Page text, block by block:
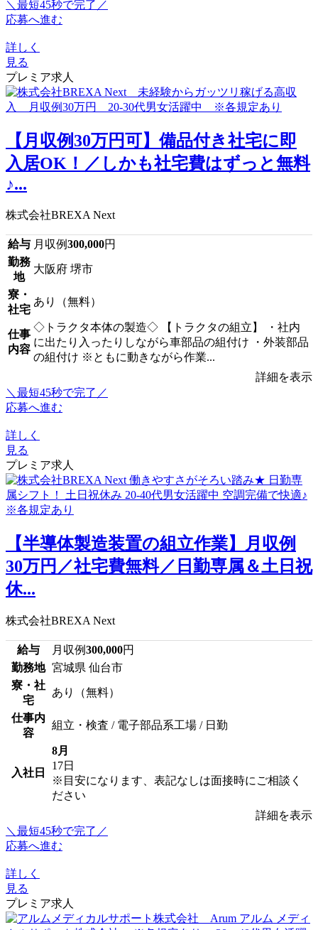
＼最短45秒で完了／
応募へ進む
詳しく
見る
プレミア求人
【月収例30万円可】備品付き社宅に即
入居OK！／しかも社宅費はずっと無料
♪...
株式会社BREXA Next
給与 月収例300,000円
勤務
地
大阪府 堺市
寮・
社宅
あり（無料）
仕事
内容
◇トラクタ本体の製造◇ 【トラクタの組立】 ・社内
に出たり入ったりしながら車部品の組付け ・外装部品
の組付け ※ともに動きながら作業...
詳細を表示
＼最短45秒で完了／
応募へ進む
詳しく
見る
プレミア求人
【半導体製造装置の組立作業】月収例
30万円／社宅費無料／日勤専属＆土日祝
休...
株式会社BREXA Next
給与 月収例300,000円
勤務地 宮城県 仙台市
寮・社
宅
あり（無料）
仕事内
容
組立・検査 / 電子部品系工場 / 日勤
入社日
8月
17日
※目安になります、表記なしは面接時にご相談く
ださい
詳細を表示
＼最短45秒で完了／
応募へ進む
詳しく
見る
プレミア求人